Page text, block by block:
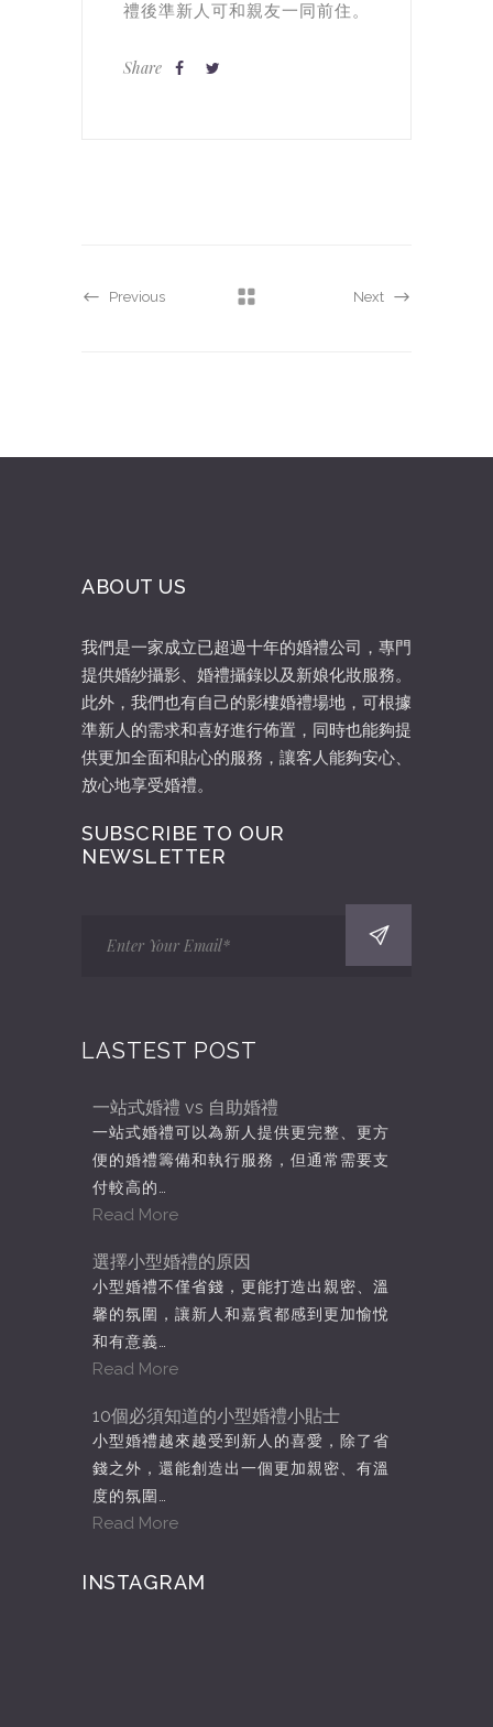
禮後準新人可和親友一同前住。
Share
Previous Next
ABOUT US
我們是一家成立已超過十年的婚禮公司，專門
提供婚紗攝影、婚禮攝錄以及新娘化妝服務。
此外，我們也有自己的影樓婚禮場地，可根據
準新人的需求和喜好進行佈置，同時也能夠提
供更加全面和貼心的服務，讓客人能夠安心、
放心地享受婚禮。
SUBSCRIBE TO OUR
NEWSLETTER
LASTEST POST
一站式婚禮 vs 自助婚禮
一站式婚禮可以為新人提供更完整、更方
便的婚禮籌備和執行服務，但通常需要支
付較高的…
Read More
選擇小型婚禮的原因
小型婚禮不僅省錢，更能打造出親密、溫
馨的氛圍，讓新人和嘉賓都感到更加愉悅
和有意義…
Read More
10個必須知道的小型婚禮小貼士
小型婚禮越來越受到新人的喜愛，除了省
錢之外，還能創造出一個更加親密、有溫
度的氛圍…
Read More
INSTAGRAM